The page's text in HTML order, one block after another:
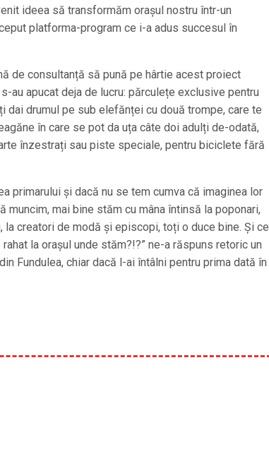
ideea să transformăm orașul nostru într-un
platforma-program ce i-a adus succesul în
de consultanță să pună pe hârtie acest proiect
au apucat deja de lucru: părculețe exclusive pentru
drumul pe sub elefănței cu două trompe, care te
în care se pot da uța câte doi adulți de-odată,
înzestrați sau piste speciale, pentru biciclete fără
primarului și dacă nu se tem cumva că imaginea lor
mai bine stăm cu mâna întinsă la poponari,
creatori de modă și episcopi, toți o duce bine. Și ce
la orașul unde stăm?!?” ne-a răspuns retoric un
Fundulea, chiar dacă l-ai întâlni pentru prima dată în